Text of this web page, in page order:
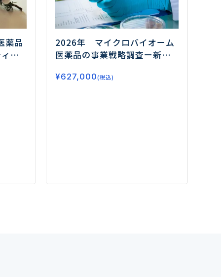
薬品
と
2026年 マイクロバイオーム
医薬品の事業戦略調査ー新た
されるマイクロバイオーム医
¥627,000(税込)